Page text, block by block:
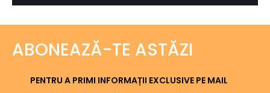
ABONEAZĂ-TE ASTĂZI
PENTRU A PRIMI INFORMAȚII EXCLUSIVE PE MAIL